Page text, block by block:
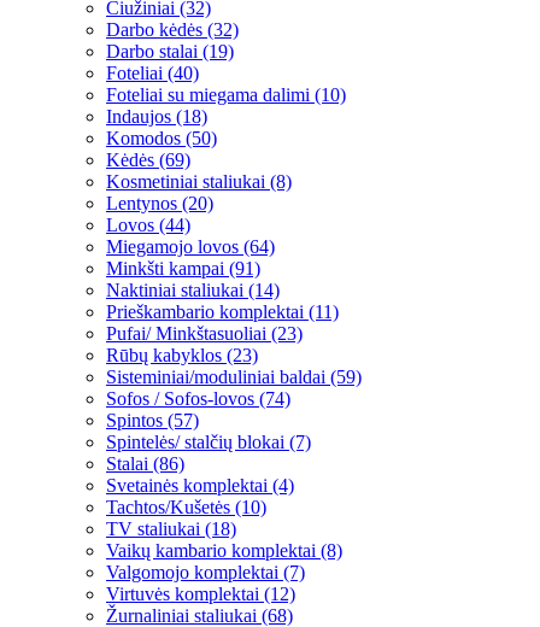
Čiužiniai (32)
Darbo kėdės (32)
Darbo stalai (19)
Foteliai (40)
Foteliai su miegama dalimi (10)
Indaujos (18)
Komodos (50)
Kėdės (69)
Kosmetiniai staliukai (8)
Lentynos (20)
Lovos (44)
Miegamojo lovos (64)
Minkšti kampai (91)
Naktiniai staliukai (14)
Prieškambario komplektai (11)
Pufai/ Minkštasuoliai (23)
Rūbų kabyklos (23)
Sisteminiai/moduliniai baldai (59)
Sofos / Sofos-lovos (74)
Spintos (57)
Spintelės/ stalčių blokai (7)
Stalai (86)
Svetainės komplektai (4)
Tachtos/Kušetės (10)
TV staliukai (18)
Vaikų kambario komplektai (8)
Valgomojo komplektai (7)
Virtuvės komplektai (12)
Žurnaliniai staliukai (68)